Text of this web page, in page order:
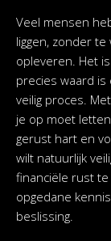
Veel mensen
liggen, zonder
opleveren. Het
precies waard
veilig proces.
je op moet
gerust hart en
wilt natuurlijk
financiële rust
opgedane
beslissing.